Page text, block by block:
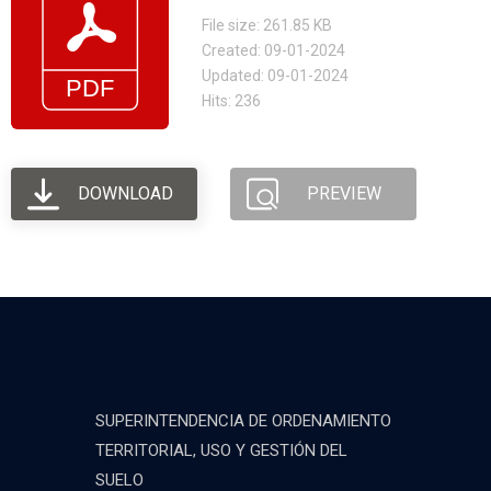
File size: 261.85 KB
Created: 09-01-2024
Updated: 09-01-2024
Hits: 236
DOWNLOAD PREVIEW
SUPERINTENDENCIA DE ORDENAMIENTO
TERRITORIAL, USO Y GESTIÓN DEL
SUELO